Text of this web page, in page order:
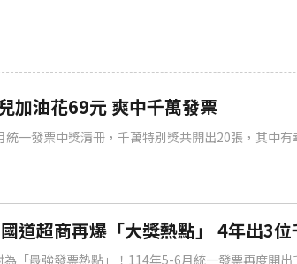
卡位 2027
11分鐘前
加油花69元 爽中千萬發票
一發票中獎清冊，千萬特別獎共開出20張，其中
道超商再爆「大獎熱點」 4年出3位
「最強發票熱點」！114年5-6月統一發票再度開